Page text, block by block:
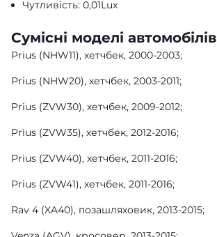
Чутливість: 0,01Lux
Сумісні моделі автомобілів
Prius (NHW11), хетчбек, 2000-2003;
Prius (NHW20), хетчбек, 2003-2011;
Prius (ZVW30), хетчбек, 2009-2012;
Prius (ZVW35), хетчбек, 2012-2016;
Prius (ZVW40), хетчбек, 2011-2016;
Prius (ZVW41), хетчбек, 2011-2016;
Rav 4 (XA40), позашляховик, 2013-2015;